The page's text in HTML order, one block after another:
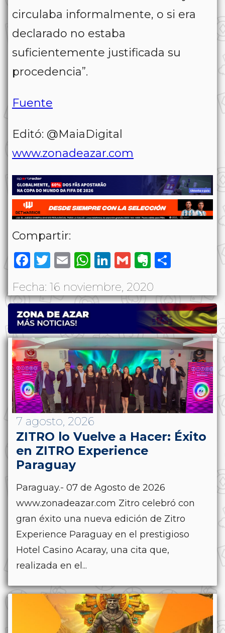
circulaba informalmente, o si era
declarado no estaba
suficientemente justificada su
procedencia”.
Fuente
Editó: @MaiaDigital
www.zonadeazar.com
Compartir:
Facebook
Twitter
EmailWhatsApp
LinkedIn
GmailEvernote
Fecha: 16 noviembre, 2020
7 agosto, 2026
ZITRO lo Vuelve a Hacer: Éxito
en ZITRO Experience
Paraguay
Paraguay.- 07 de Agosto de 2026
www.zonadeazar.com Zitro celebró con
gran éxito una nueva edición de Zitro
Experience Paraguay en el prestigioso
Hotel Casino Acaray, una cita que,
realizada en el...